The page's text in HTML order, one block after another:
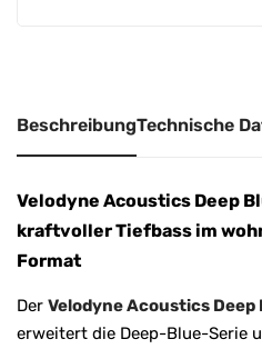
:BeschreibungTechnische
Velodyne Acoustics Deep
kraftvoller Tiefbass im
Format
Der Velodyne Acoustics
erweitert die Deep-Blue-Serie